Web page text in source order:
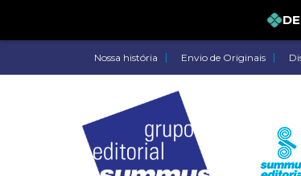
Nossa história Envio de Originais